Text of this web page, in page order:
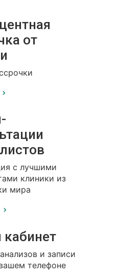
от
с лучшими
клиники из
мира
и записи
телефоне